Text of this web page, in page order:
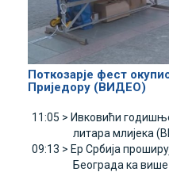
Поткозарје фест
Приједору (ВИДЕО)
11:05 > Ивковићи
литара млијека
09:13 > Ер Србија
Београда ка